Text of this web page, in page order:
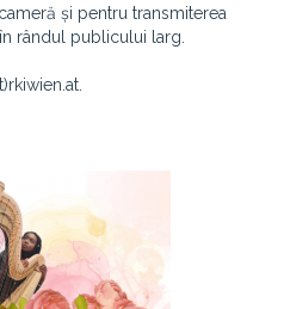
și pentru transmiterea
rândul publicului larg.